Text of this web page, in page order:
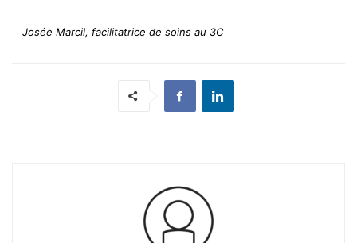
Josée Marcil, facilitatrice de soins au 3C